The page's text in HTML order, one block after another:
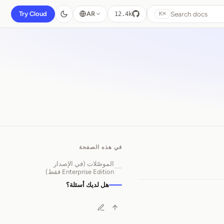
Search docs
⌘K
12.4k
AR
Try Cloud
في هذه الصفحة
الموصّلات (في الإصدار
Enterprise Edition فقط)
هل لديك أسئلة؟